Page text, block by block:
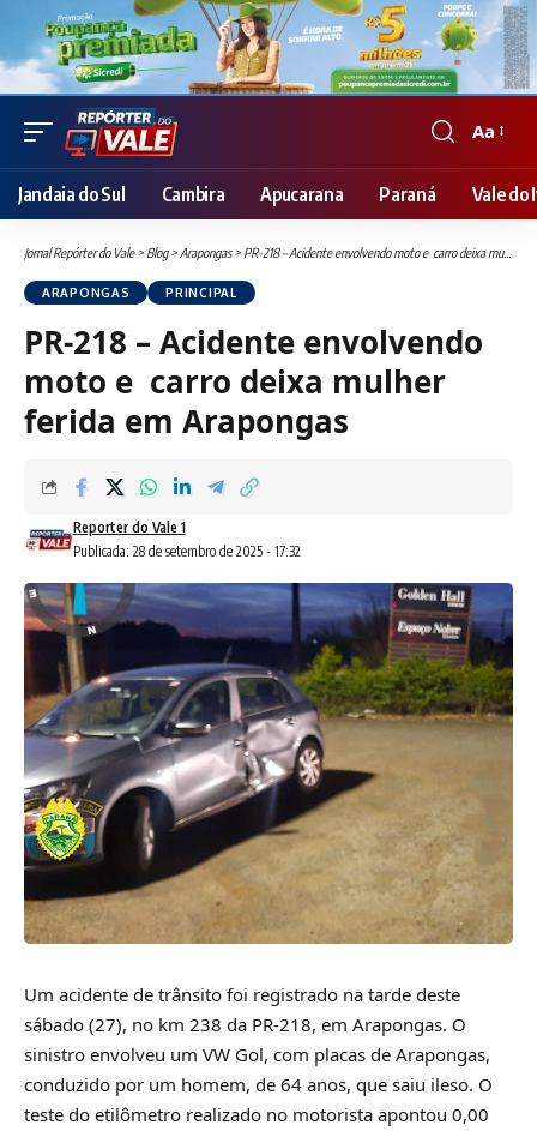
Font
Resizer
Aa
Jandaia do Sul Cambira Apucarana Paraná Vale do
Jornal Repórter do Vale> Blog>Arapongas> PR-218 – Acidente envolvendo moto e carro deixa mulher ferida em Arapongas
ARAPONGAS PRINCIPAL
PR-218 – Acidente envolvendo
moto e carro deixa mulher
ferida em Arapongas
Publicada: 28 de setembro de 2025 - 17:32
Reporter do Vale 1
Um acidente de trânsito foi registrado na tarde deste
sábado (27), no km 238 da PR-218, em Arapongas. O
sinistro envolveu um VW Gol, com placas de Arapongas,
conduzido por um homem, de 64 anos, que saiu ileso. O
teste do etilômetro realizado no motorista apontou 0,00